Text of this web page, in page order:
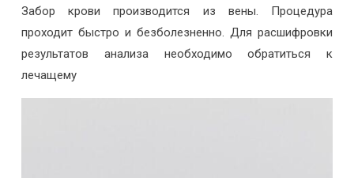
Забор крови производится из вены. Процедура
проходит быстро и безболезненно. Для расшифровки
результатов анализа необходимо обратиться к
лечащему